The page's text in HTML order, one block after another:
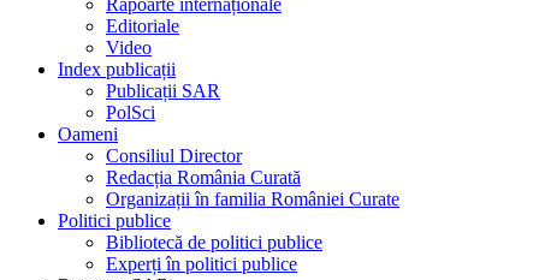
Rapoarte internaționale
Editoriale
Video
Index publicații
Publicații SAR
PolSci
Oameni
Consiliul Director
Redacția România Curată
Organizații în familia României Curate
Politici publice
Bibliotecă de politici publice
Experți în politici publice